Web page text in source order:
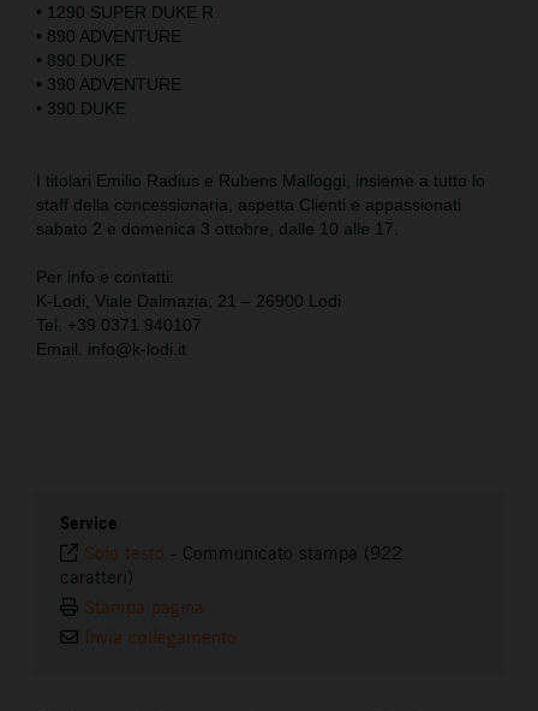
• 1290 SUPER DUKE R
• 890 ADVENTURE
• 890 DUKE
• 390 ADVENTURE
• 390 DUKE
I titolari Emilio Radius e Rubens Malloggi, insieme a tutto lo
staff della concessionaria, aspetta Clienti e appassionati
sabato 2 e domenica 3 ottobre, dalle 10 alle 17.
Per info e contatti:
K-Lodi, Viale Dalmazia, 21 – 26900 Lodi
Tel. +39 0371 940107
Email. info@k-lodi.it
Service
Solo testo - Communicato stampa (922
caratteri)
Stampa pagina
Invia collegamento